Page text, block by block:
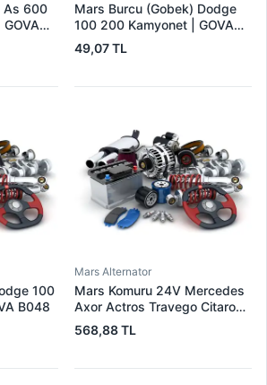
As 600
Mars Burcu (Gobek) Dodge
100 200 Kamyonet | GOVA
B051
49,07 TL
100
B048
Mars Alternator
Mars Komuru 24V Mercedes
Axor Actros Travego Citaro
Tourismo | MEGA K 008 |
OEM K-008
568,88 TL